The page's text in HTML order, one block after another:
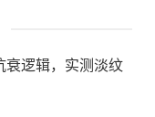
逻辑，实测淡纹